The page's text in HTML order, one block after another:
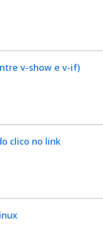
v-show e v-if)
clico no link